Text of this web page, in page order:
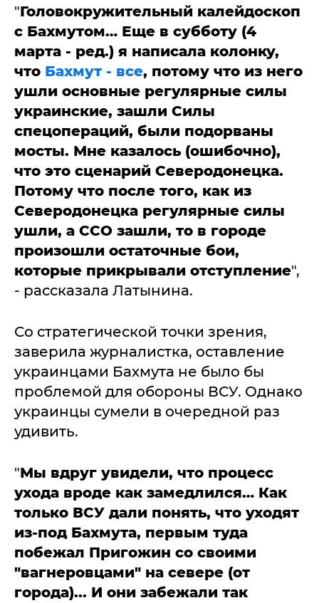
"Головокружительный калейдоскоп
с Бахмутом… Еще в субботу (4
марта - ред.) я написала колонку,
что Бахмут - все, потому что из него
ушли основные регулярные силы
украинские, зашли Силы
спецопераций, были подорваны
мосты. Мне казалось (ошибочно),
что это сценарий Северодонецка.
Потому что после того, как из
Северодонецка регулярные силы
ушли, а ССО зашли, то в городе
произошли остаточные бои,
которые прикрывали отступление",
- рассказала Латынина.
Со стратегической точки зрения,
заверила журналистка, оставление
украинцами Бахмута не было бы
проблемой для обороны ВСУ. Однако
украинцы сумели в очередной раз
удивить.
"Мы вдруг увидели, что процесс
ухода вроде как замедлился… Как
только ВСУ дали понять, что уходят
из-под Бахмута, первым туда
побежал Пригожин со своими
"вагнеровцами" на севере (от
города)... И они забежали так